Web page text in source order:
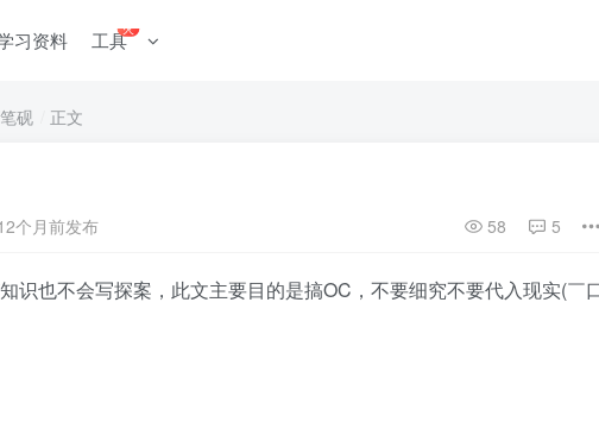
习资料 工具火
砚 正文
个月前发布 58 5
识也不会写探案，此文主要目的是搞OC，不要细究不要代入现实(￣